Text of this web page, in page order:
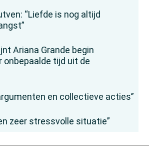
“Liefde is nog altijd
Ariana Grande begin
onbepaalde tijd uit de
en collectieve acties”
zeer stressvolle situatie”